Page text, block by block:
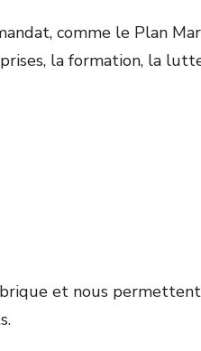
comme le Plan
la formation, la
et nous